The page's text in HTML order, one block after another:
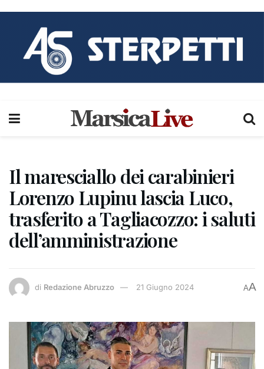
Il maresciallo dei carabinieri
Lorenzo Lupinu lascia Luco,
trasferito a Tagliacozzo: i saluti
dell’amministrazione
di Redazione Abruzzo 21 Giugno 2024 AA